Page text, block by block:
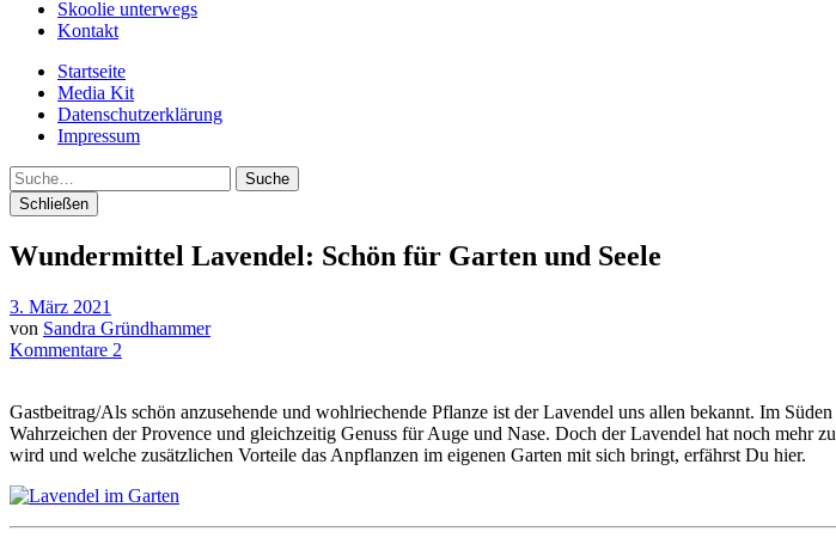
Skoolie unterwegs
Kontakt
Startseite
Media Kit
Datenschutzerklärung
Impressum
Suche
Schließen
Wundermittel Lavendel: Schön für Garten und Seele
3. März 2021
von Sandra Gründhammer
Kommentare 2
Gastbeitrag/Als schön anzusehende und wohlriechende Pflanze ist der Lavendel uns allen bekannt. Im
Wahrzeichen der Provence und gleichzeitig Genuss für Auge und Nase. Doch der Lavendel hat noch mehr
wird und welche zusätzlichen Vorteile das Anpflanzen im eigenen Garten mit sich bringt, erfährst Du hier.